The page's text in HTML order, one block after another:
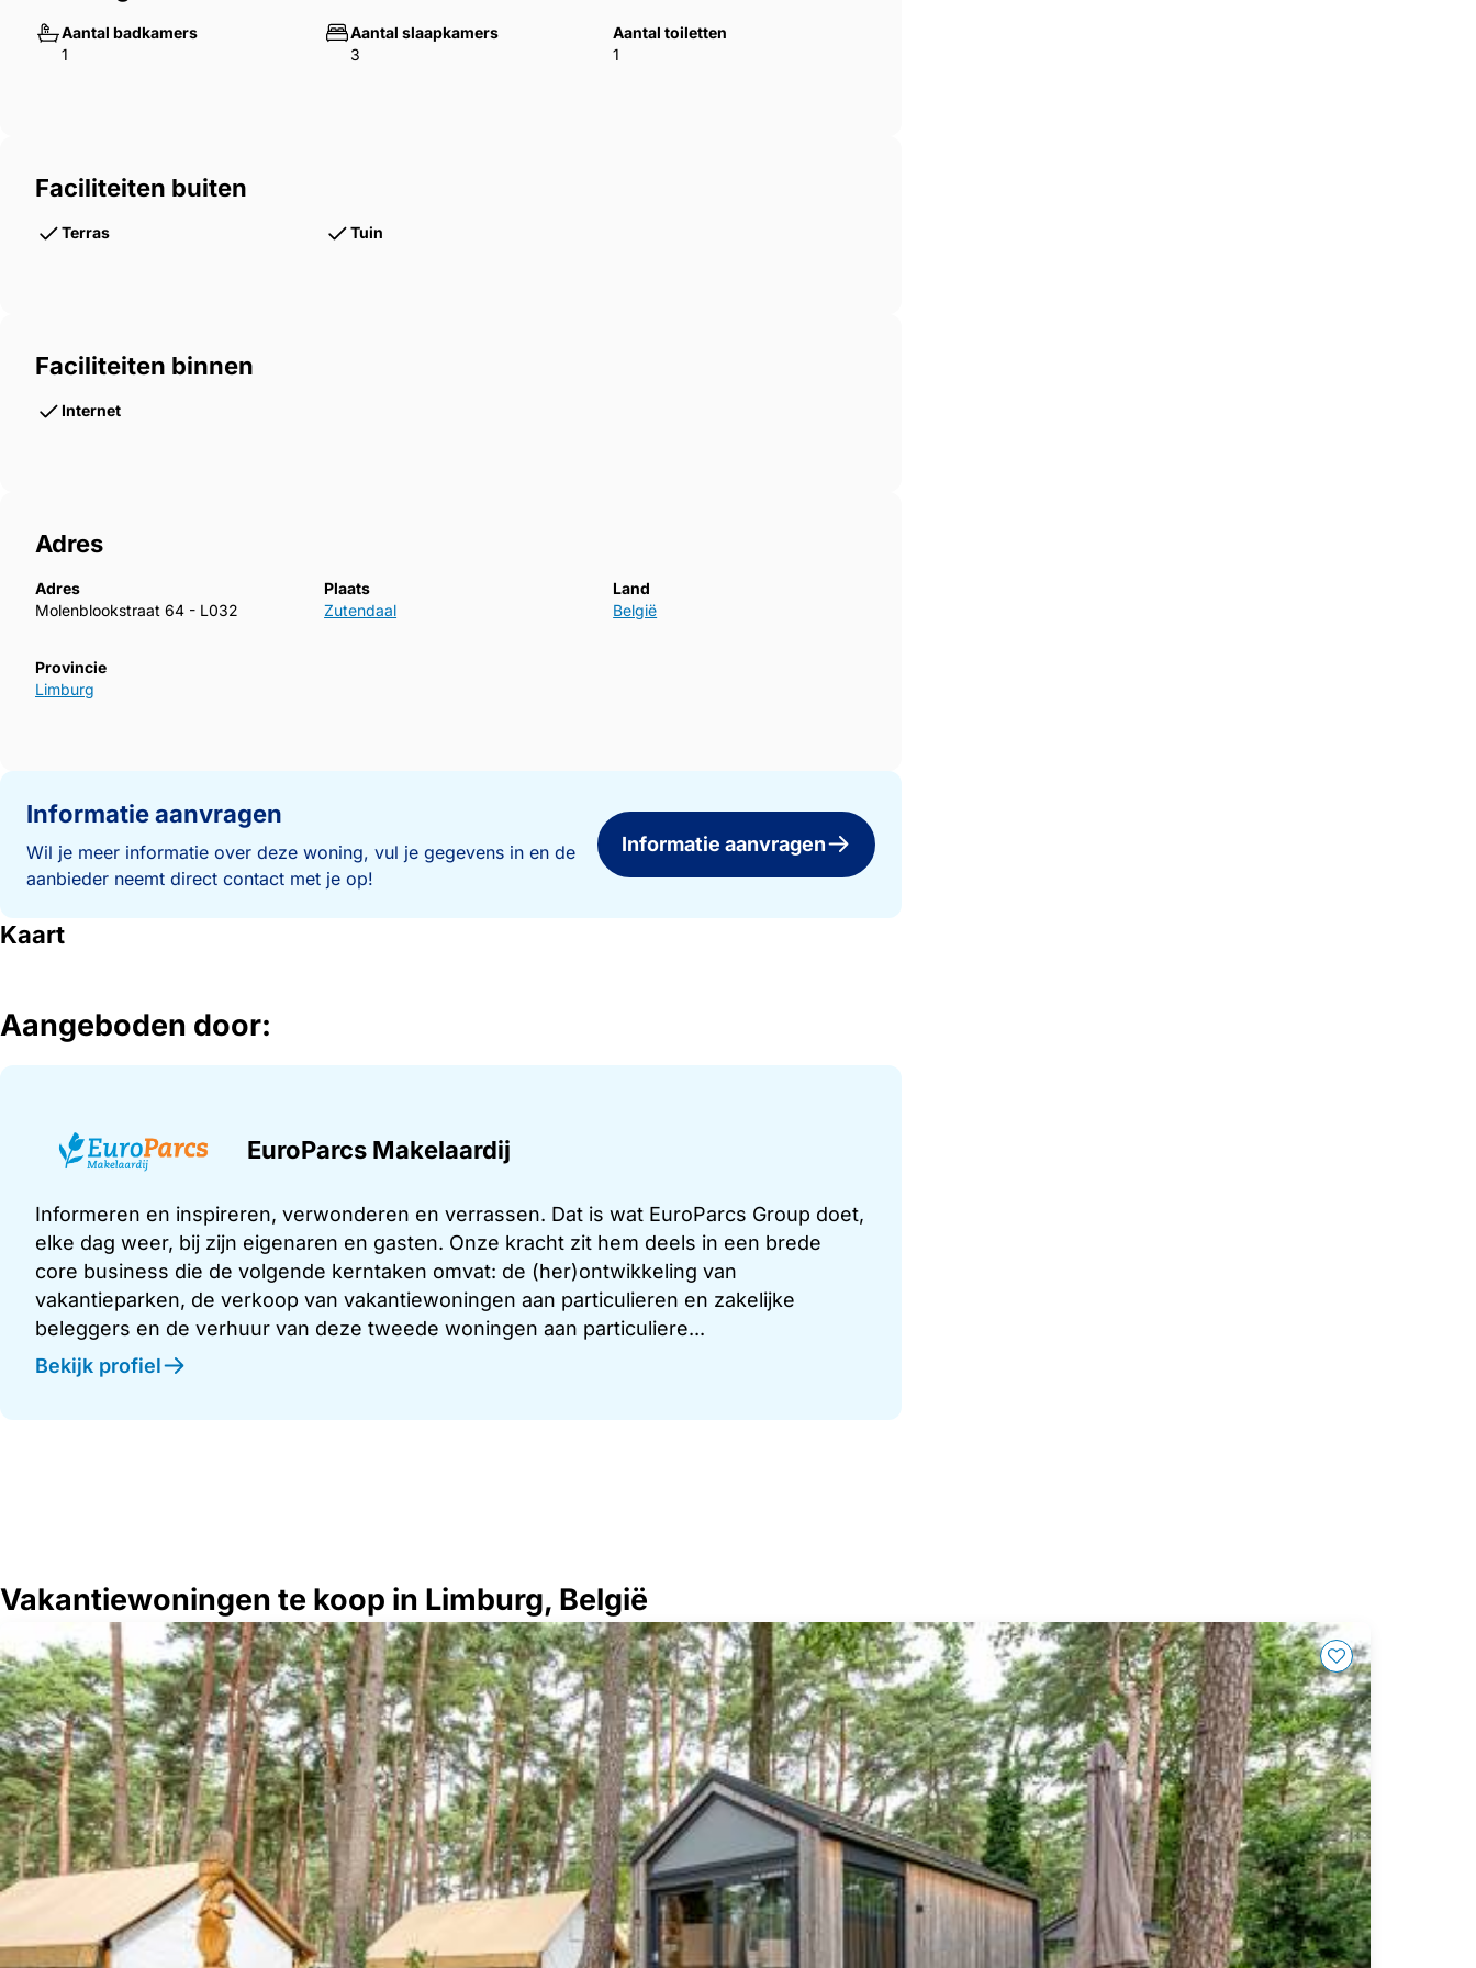
Aantal badkamers
1
Aantal slaapkamers
3
Aantal toiletten
1
Faciliteiten buiten
Terras Tuin
Faciliteiten binnen
Internet
Adres
Adres
Molenblookstraat 64 - L032
Plaats
Zutendaal
Land
België
Provincie
Limburg
Informatie aanvragen
Wil je meer informatie over deze woning, vul je gegevens in en de
aanbieder neemt direct contact met je op!
Informatie aanvragen
Kaart
Aangeboden door:
EuroParcs Makelaardij
Informeren en inspireren, verwonderen en verrassen. Dat is wat EuroParcs Group doet,
elke dag weer, bij zijn eigenaren en gasten. Onze kracht zit hem deels in een brede
core business die de volgende kerntaken omvat: de (her)ontwikkeling van
vakantieparken, de verkoop van vakantiewoningen aan particulieren en zakelijke
beleggers en de verhuur van deze tweede woningen aan particuliere...
Bekijk profiel
Vakantiewoningen te koop in Limburg, België